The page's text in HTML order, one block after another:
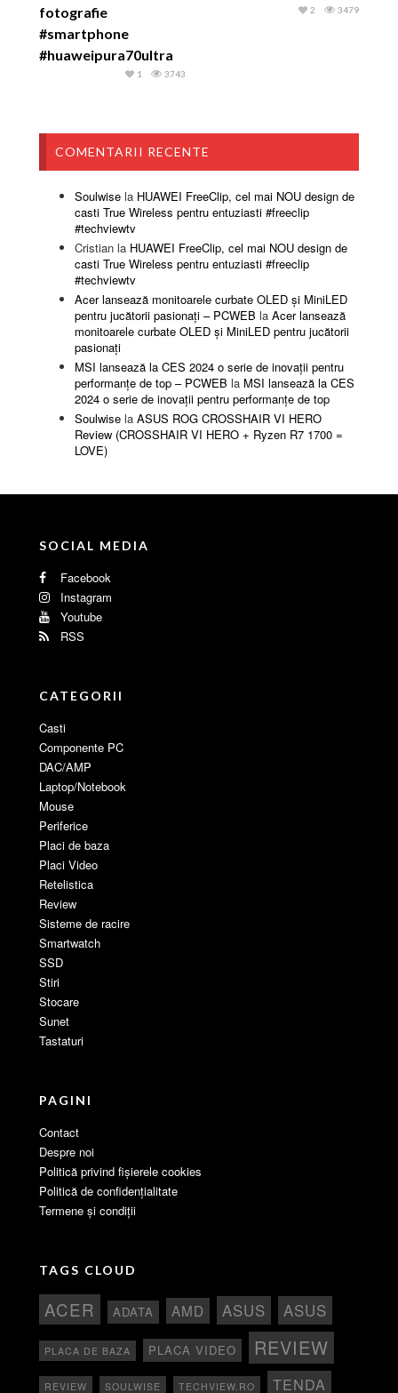
fotografie
#smartphone
#huaweipura70ultra
3743
1
3479
2
COMENTARII RECENTE
Soulwise la HUAWEI FreeClip, cel mai NOU design de
casti True Wireless pentru entuziasti #freeclip
#techviewtv
Cristian la HUAWEI FreeClip, cel mai NOU design de
casti True Wireless pentru entuziasti #freeclip
#techviewtv
Acer lansează monitoarele curbate OLED și MiniLED
pentru jucătorii pasionați – PCWEB la Acer lansează
monitoarele curbate OLED și MiniLED pentru jucătorii
pasionați
MSI lansează la CES 2024 o serie de inovații pentru
performanțe de top – PCWEB la MSI lansează la CES
2024 o serie de inovații pentru performanțe de top
Soulwise la ASUS ROG CROSSHAIR VI HERO
Review (CROSSHAIR VI HERO + Ryzen R7 1700 =
LOVE)
SOCIAL MEDIA
Facebook
Instagram
Youtube
RSS
CATEGORII
Casti
Componente PC
DAC/AMP
Laptop/Notebook
Mouse
Periferice
Placi de baza
Placi Video
Retelistica
Review
Sisteme de racire
Smartwatch
SSD
Stiri
Stocare
Sunet
Tastaturi
PAGINI
Contact
Despre noi
Politică privind fișierele cookies
Politică de confidențialitate
Termene și condiții
TAGS CLOUD
ACER ADATA AMD ASUS ASUS
PLACA DE BAZA PLACA VIDEO REVIEW
REVIEW SOULWISE TECHVIEW.RO TENDA